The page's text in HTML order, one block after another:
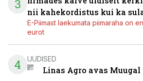
3
nii kahekordistus kui ka
E-Piimast laekumata piimaraha on
eurot
4 UUDISED
Linas Agro avas